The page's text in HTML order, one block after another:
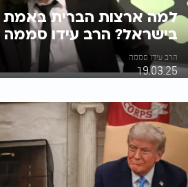
למה ארצות הברית
בישראל? הרב עידו סממה
הרב עידו סממה
19.03.25